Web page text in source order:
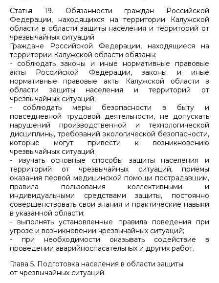
Статья 19. Обязанности граждан Российской
Федерации, находящихся на территории Калужской
области в области защиты населения и территорий от
чрезвычайных ситуаций
Граждане Российской Федерации, находящиеся на
территории Калужской области обязаны:
- соблюдать законы и иные нормативные правовые
акты Российской Федерации, законы и иные
нормативные правовые акты Калужской области в
области защиты населения и территорий от
чрезвычайных ситуаций;
- соблюдать меры безопасности в быту и
повседневной трудовой деятельности, не допускать
нарушений производственной и технологической
дисциплины, требований экологической безопасности,
которые могут привести к возникновению
чрезвычайных ситуаций;
- изучать основные способы защиты населения и
территорий от чрезвычайных ситуаций, приемы
оказания первой медицинской помощи пострадавшим,
правила пользования коллективными и
индивидуальными средствами защиты, постоянно
совершенствовать свои знания и практические навыки
в указанной области;
- выполнять установленные правила поведения при
угрозе и возникновении чрезвычайных ситуаций;
- при необходимости оказывать содействие в
проведении аварийноспасательных и других работ.
Глава 5. Подготовка населения в области защиты
от чрезвычайных ситуаций